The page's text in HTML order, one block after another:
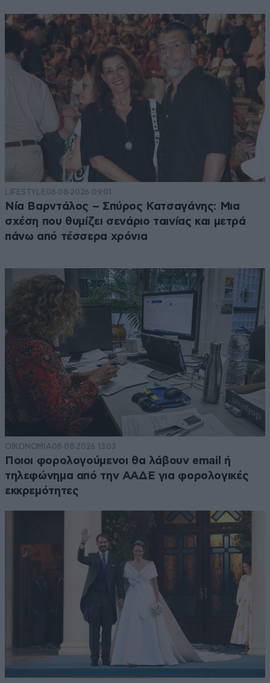
LIFESTYLE08·08·2026 09:01
Νία Βαρντάλος – Σπύρος Κατσαγάνης: Μια
σχέση που θυμίζει σενάριο ταινίας και μετρά
πάνω από τέσσερα χρόνια
ΟΙΚΟΝΟΜΙΑ08·08·2026 13:03
Ποιοι φορολογούμενοι θα λάβουν email ή
τηλεφώνημα από την ΑΑΔΕ για φορολογικές
εκκρεμότητες